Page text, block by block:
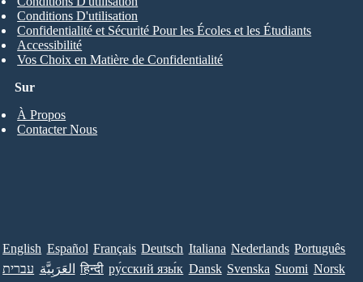
Sur
À Propos
Contacter Nous
Conditions D'utilisation
Confidentialité et Sécurité Pour les Écoles et les Étudiants
Accessibilité
Vos Choix en Matière de Confidentialité
English Español Français Deutsch Italiana Nederlands Português
עברית العَرَبِيَّة हिन्दी ру́сский язы́к Dansk Svenska Suomi Norsk